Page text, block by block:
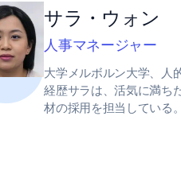
サラ・ウォン
人事マネージャー
大学メルボルン大学、人
経歴サラは、活気に満ち
材の採用を担当している。